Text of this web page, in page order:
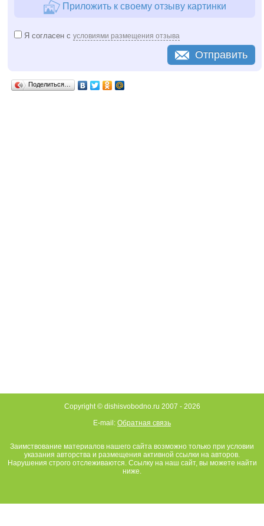
Приложить к своему отзыву картинки
Я согласен с условиями размещения отзыва
Отправить
Поделиться…
Copyright © dishisvobodno.ru 2007 - 2026
E-mail: Обратная связь
Заимствование материалов нашего сайта возможно только при условии
указания авторства и размещения активной ссылки на авторов.
Нарушения строго отслеживаются. Ссылку на наш сайт, вы можете найти
ниже.